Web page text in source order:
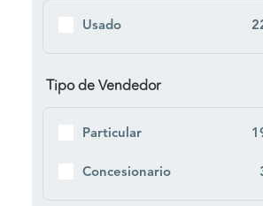
Usado
Tipo de Vendedor
Particular
Concesionario